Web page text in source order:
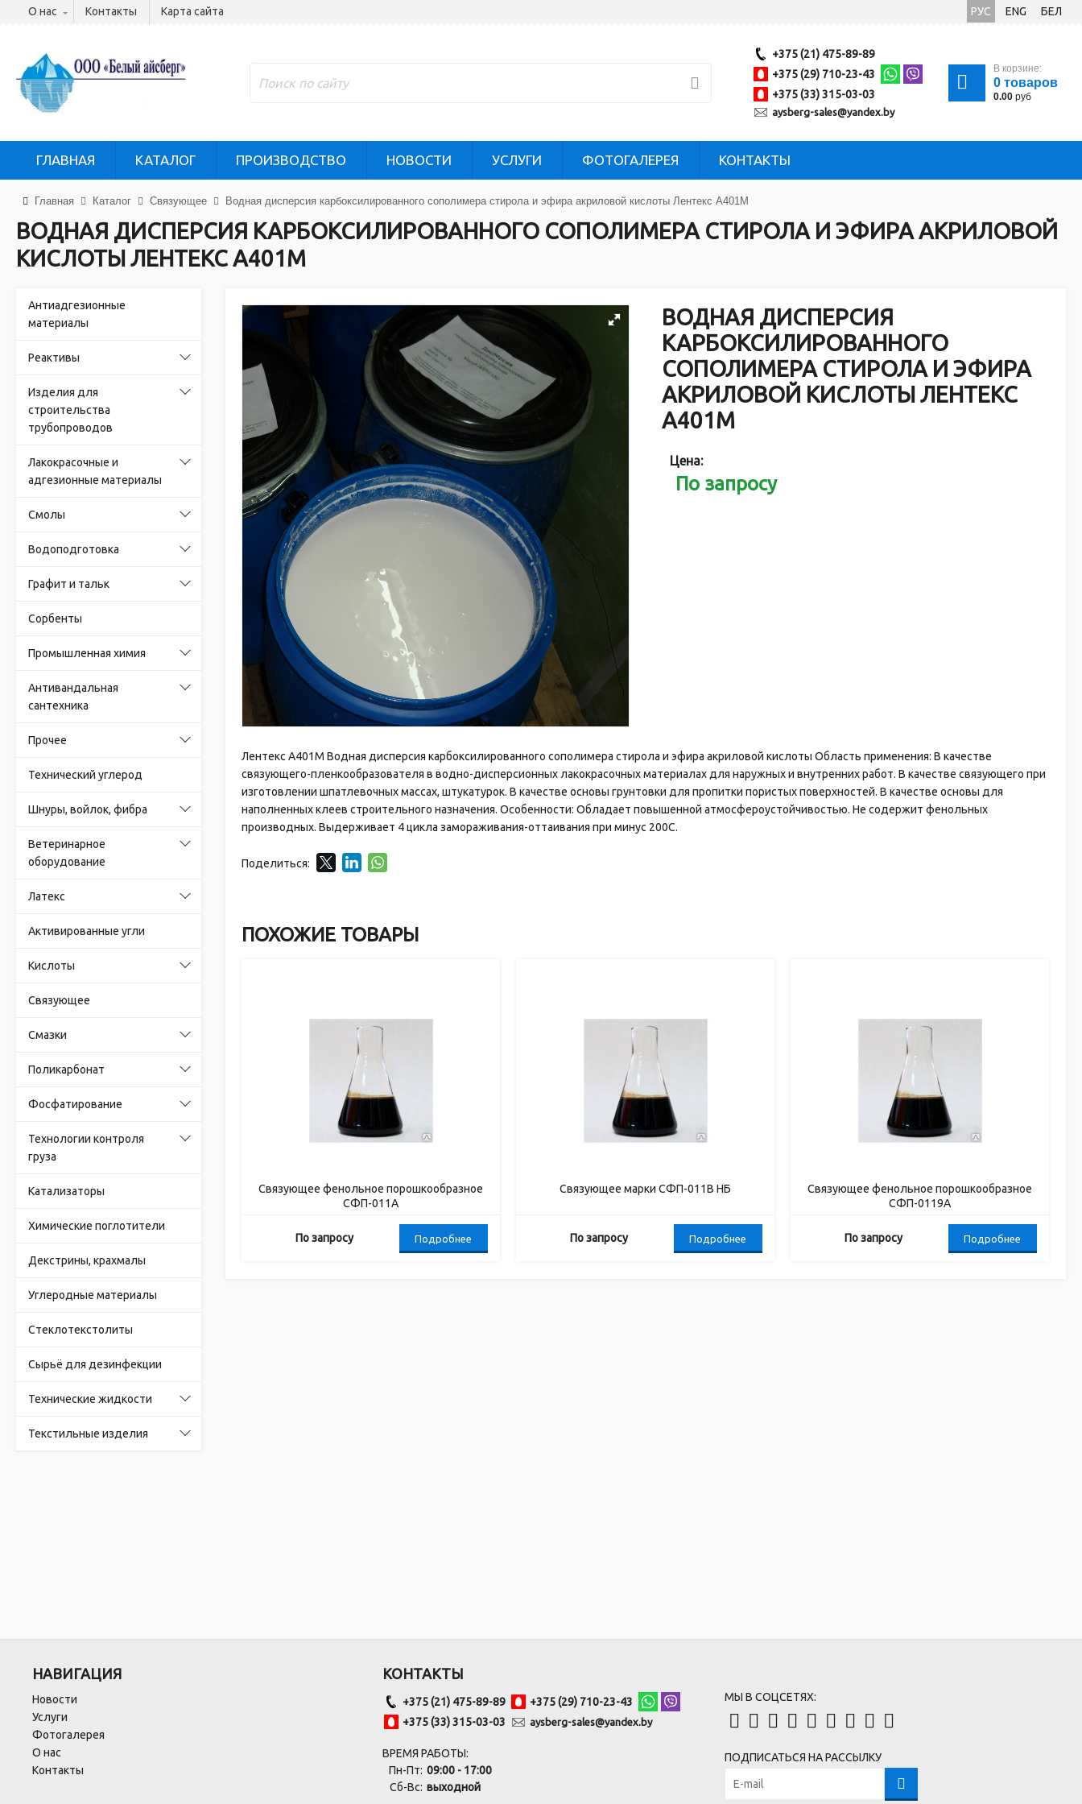
О нас Контакты Карта сайта РУС ENG БЕЛ
+375 (21) 475-89-89
+375 (29) 710-23-43
+375 (33) 315-03-03
aysberg-sales@yandex.by
В корзине:
0 товаров
0.00 руб
ГЛАВНАЯ КАТАЛОГ ПРОИЗВОДСТВО НОВОСТИ УСЛУГИ ФОТОГАЛЕРЕЯ КОНТАКТЫ
Главная Каталог Связующее Водная дисперсия карбоксилированного сополимера стирола и эфира акриловой кислоты Лентекс А401М
ВОДНАЯ ДИСПЕРСИЯ КАРБОКСИЛИРОВАННОГО СОПОЛИМЕРА СТИРОЛА И ЭФИРА АКРИЛОВОЙ
КИСЛОТЫ ЛЕНТЕКС А401М
Антиадгезионные
материалы
Реактивы
Изделия для
строительства
трубопроводов
Лакокрасочные и
адгезионные материалы
Смолы
Водоподготовка
Графит и тальк
Сорбенты
Промышленная химия
Антивандальная
сантехника
Прочее
Технический углерод
Шнуры, войлок, фибра
Ветеринарное
оборудование
Латекс
Активированные угли
Кислоты
Связующее
Смазки
Поликарбонат
Фосфатирование
Технологии контроля
груза
Катализаторы
Химические поглотители
Декстрины, крахмалы
Углеродные материалы
Стеклотекстолиты
Сырьё для дезинфекции
Технические жидкости
Текстильные изделия
ВОДНАЯ ДИСПЕРСИЯ
КАРБОКСИЛИРОВАННОГО
СОПОЛИМЕРА СТИРОЛА И ЭФИРА
АКРИЛОВОЙ КИСЛОТЫ ЛЕНТЕКС
А401М
Цена:
По запросу
Лентекс А401М Водная дисперсия карбоксилированного сополимера стирола и эфира акриловой кислоты Область применения: В качестве
связующего-пленкообразователя в водно-дисперсионных лакокрасочных материалах для наружных и внутренних работ. В качестве связующего при
изготовлении шпатлевочных массах, штукатурок. В качестве основы грунтовки для пропитки пористых поверхностей. В качестве основы для
наполненных клеев строительного назначения. Особенности: Обладает повышенной атмосфероустойчивостью. Не содержит фенольных
производных. Выдерживает 4 цикла замораживания-оттаивания при минус 200С.
Поделиться:
ПОХОЖИЕ ТОВАРЫ
Связующее фенольное порошкообразное
СФП-011А
По запросу Подробнее
Связующее марки СФП-011В НБ
По запросу Подробнее
Связующее фенольное порошкообразное
СФП-0119А
По запросу Подробнее
НАВИГАЦИЯ
Новости
Услуги
Фотогалерея
О нас
Контакты
КОНТАКТЫ
+375 (21) 475-89-89
+375 (29) 710-23-43
+375 (33) 315-03-03
aysberg-sales@yandex.by
ВРЕМЯ РАБОТЫ:
Пн-Пт: 09:00 - 17:00
Сб-Вс: выходной
МЫ В СОЦСЕТЯХ:
ПОДПИСАТЬСЯ НА РАССЫЛКУ